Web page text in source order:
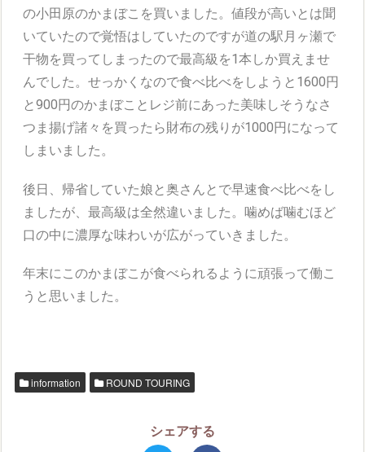
の小田原のかまぼこを買いました。値段が高いとは聞
いていたので覚悟はしていたのですが道の駅月ヶ瀬で
干物を買ってしまったので最高級を1本しか買えませ
んでした。せっかくなので食べ比べをしようと1600円
と900円のかまぼことレジ前にあった美味しそうなさ
つま揚げ諸々を買ったら財布の残りが1000円になって
しまいました。
後日、帰省していた娘と奥さんとで早速食べ比べをし
ましたが、最高級は全然違いました。噛めば噛むほど
口の中に濃厚な味わいが広がっていきました。
年末にこのかまぼこが食べられるように頑張って働こ
うと思いました。
information ROUND TOURING
シェアする